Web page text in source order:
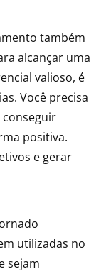
também
alcançar uma
valioso, é
Você precisa
positiva.
e gerar
utilizadas no
sejam